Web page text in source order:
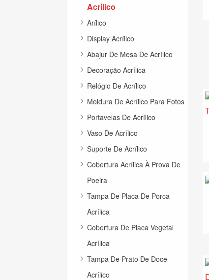
Acrílico
Arílico
Display Acrílico
Abajur De Mesa De Acrílico
Decoração Acrílica
Relógio De Acrílico
Moldura De Acrílico Para Fotos
Portavelas De Acrílico
Vaso De Acrílico
Suporte De Acrílico
Cobertura Acrílica À Prova De
Poeira
Tampa De Placa De Porca
Acrílica
Cobertura De Placa Vegetal
Acrílica
Tampa De Prato De Doce
Acrílico